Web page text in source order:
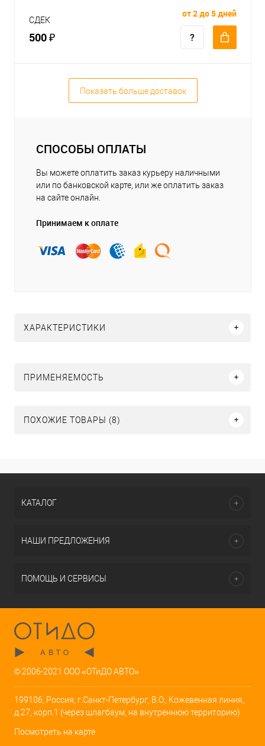
СДЕК
500 ₽
от 2 до 5 дней
Показать больше доставок
СПОСОБЫ ОПЛАТЫ
Вы можете оплатить заказ курьеру наличными
или по банковской карте, или же оплатить заказ
на сайте онлайн.
Принимаем к оплате
ХАРАКТЕРИСТИКИ
ПРИМЕНЯЕМОСТЬ
ПОХОЖИЕ ТОВАРЫ (8)
КАТАЛОГ
НАШИ ПРЕДЛОЖЕНИЯ
ПОМОЩЬ И СЕРВИСЫ
© 2006-2021 ООО «ОТиДО АВТО»
199106, Россия, г.Санкт-Петербург, В.О., Кожевенная линия,
д.27, корп.1 (через шлагбаум, на внутреннюю территорию)
Посмотреть на карте